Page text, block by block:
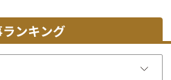
ンキング